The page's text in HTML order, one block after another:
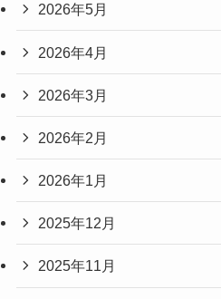
2026年5月
2026年4月
2026年3月
2026年2月
2026年1月
2025年12月
2025年11月